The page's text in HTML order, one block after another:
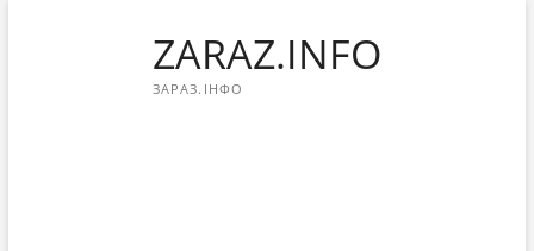
ZARAZ.INFO
ЗАРАЗ.ІНФО